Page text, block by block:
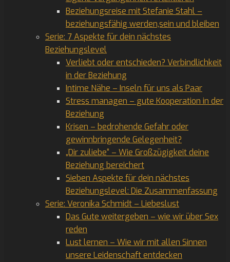
Beziehungsreise mit Stefanie Stahl –
beziehungsfähig werden,sein und bleiben
Serie: 7 Aspekte für dein nächstes
Beziehungslevel
Verliebt oder entschieden? Verbindlichkeit
in der Beziehung
Intime Nähe – Inseln für uns als Paar
Stress managen – gute Kooperation in der
Beziehung
Krisen – bedrohende Gefahr oder
gewinnbringende Gelegenheit?
„Dir zuliebe“ – Wie Großzügigkeit deine
Beziehung bereichert
Sieben Aspekte für dein nächstes
Beziehungslevel: Die Zusammenfassung
Serie: Veronika Schmidt – Liebeslust
Das Gute weitergeben – wie wir über Sex
reden
Lust lernen – Wie wir mit allen Sinnen
unsere Leidenschaft entdecken